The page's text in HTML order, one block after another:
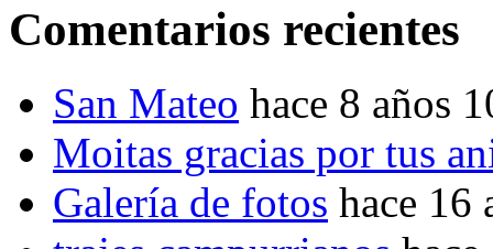
Comentarios recientes
San Mateo hace 8 años
Moitas gracias por tus
Galería de fotos hace 16